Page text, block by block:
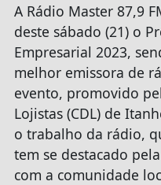
A Rádio Master 87,9
deste sábado (21) o
Empresarial 2023,
melhor emissora de
evento, promovido
Lojistas (CDL) de
o trabalho da rádio,
tem se destacado
com a comunidade